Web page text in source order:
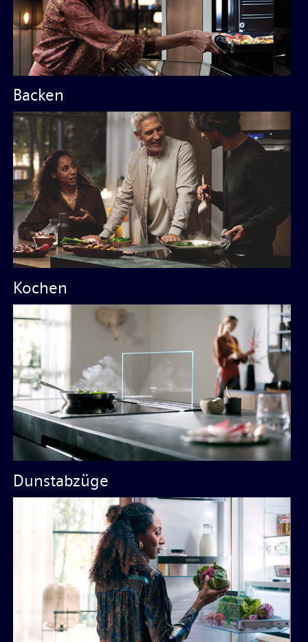
Backen
Kochen
Dunstabzüge